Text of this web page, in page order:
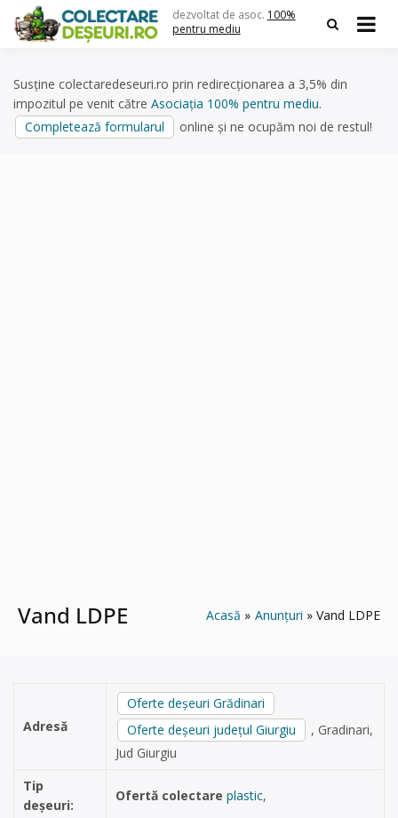
content
dezvoltat de asoc. 100%
pentru mediu
Susține colectaredeseuri.ro prin redirecționarea a 3,5% din
impozitul pe venit către Asociația 100% pentru mediu.
Completează formularul
online și ne ocupăm noi de restul!
Vand LDPE Acasă Anunțuri Vand LDPE
Adresă
Oferte deșeuri Grădinari
Oferte deșeuri județul Giurgiu
, Gradinari,
Jud Giurgiu
Tip
deșeuri:
Ofertă colectare plastic,